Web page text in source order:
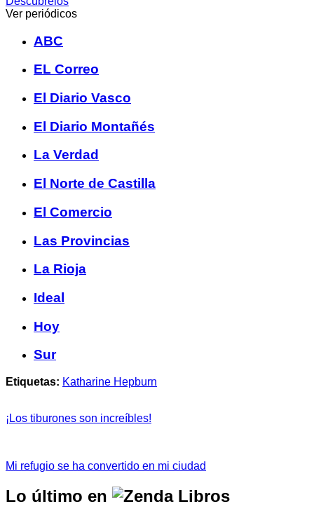
Ver periódicos
ABC
EL Correo
El Diario Vasco
El Diario Montañés
La Verdad
El Norte de Castilla
El Comercio
Las Provincias
La Rioja
Ideal
Hoy
Sur
Etiquetas: Katharine Hepburn
¡Los tiburones son increíbles!
Mi refugio se ha convertido en mi ciudad
Lo último en